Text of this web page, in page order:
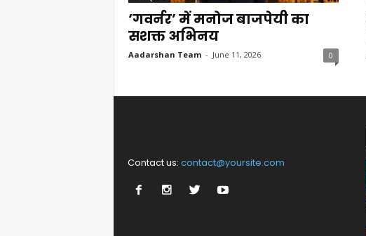
‘गवर्नर’ में मनोज बाजपेयी का
सशक्त अभिनय
Aadarshan Team - June 11, 2026 0
Contact us: contact@yoursite.com